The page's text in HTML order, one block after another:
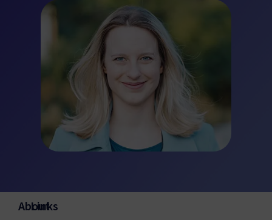
About
Links